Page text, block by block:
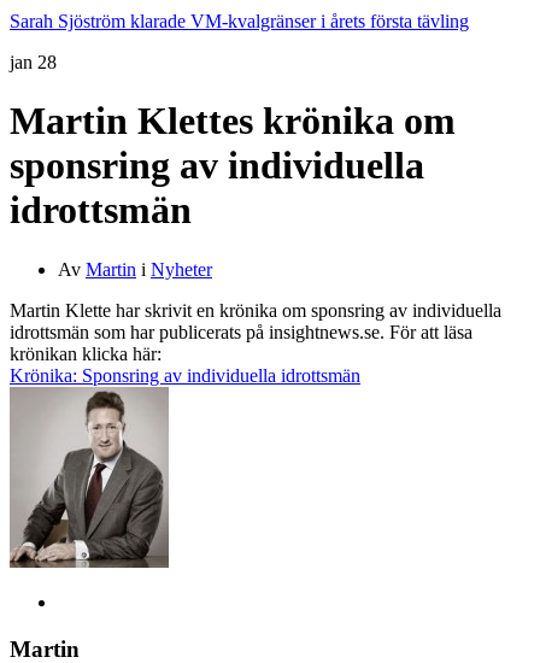
Sarah Sjöström klarade VM-kvalgränser i årets första tävling
jan 28
Martin Klettes krönika om
sponsring av individuella
idrottsmän
Av Martin i Nyheter
Martin Klette har skrivit en krönika om sponsring av individuella
idrottsmän som har publicerats på insightnews.se. För att läsa
krönikan klicka här:
Krönika: Sponsring av individuella idrottsmän
Martin